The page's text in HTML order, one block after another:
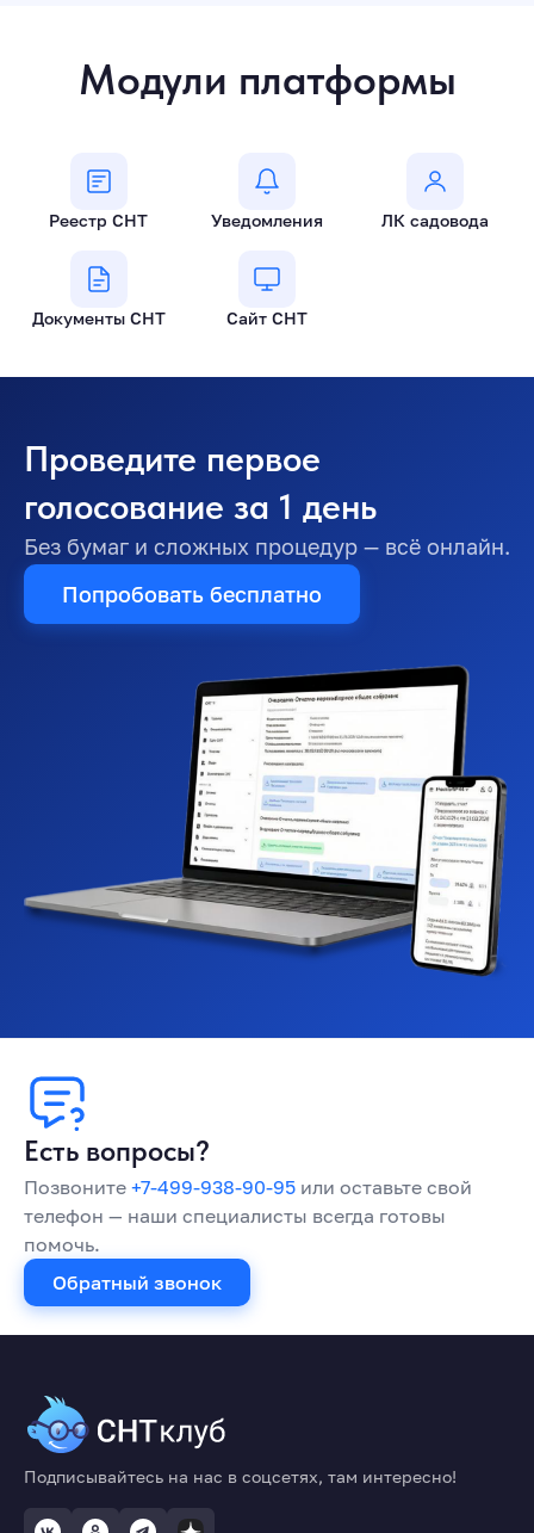
Модули платформы
Реестр СНТ Уведомления ЛК садовода
Документы СНТ Сайт СНТ
Проведите первое
голосование за 1 день
Без бумаг и сложных процедур — всё онлайн.
Попробовать бесплатно
Есть вопросы?
Позвоните +7-499-938-90-95 или оставьте свой
телефон — наши специалисты всегда готовы
помочь.
Обратный звонок
Подписывайтесь на нас в соцсетях, там интересно!